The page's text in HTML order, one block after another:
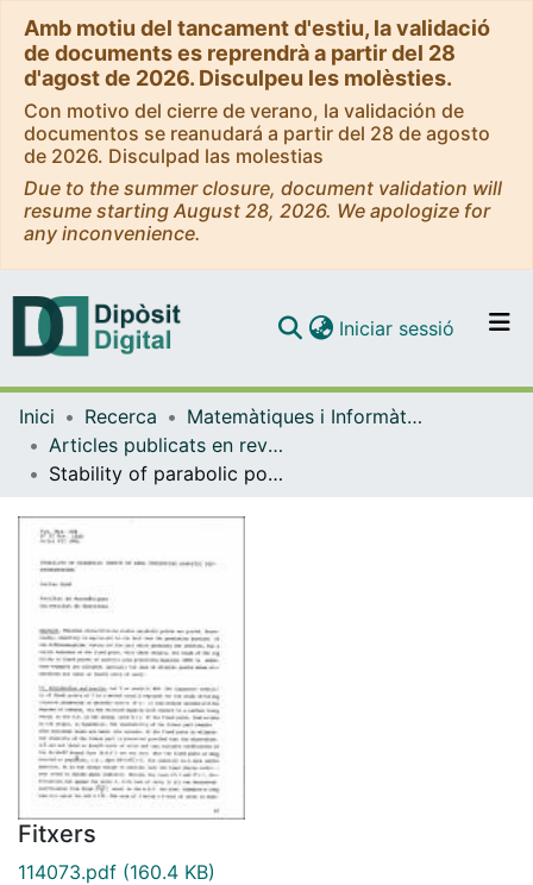
Amb motiu del tancament d'estiu, la validació
de documents es reprendrà a partir del 28
d'agost de 2026. Disculpeu les molèsties.
Con motivo del cierre de verano, la validación de
documentos se reanudará a partir del 28 de agosto
de 2026. Disculpad las molestias
Due to the summer closure, document validation will
resume starting August 28, 2026. We apologize for
any inconvenience.
Navega per tot el DD
Iniciar sessió (current)
Inici Recerca
Matemàtiques i Informàtica
Articles publicats en revistes (Matemàtiques i Informàtica)
Stability of parabolic points of area preserving analytic diffeomorphisms
Fitxers
114073.pdf (160.4 KB)